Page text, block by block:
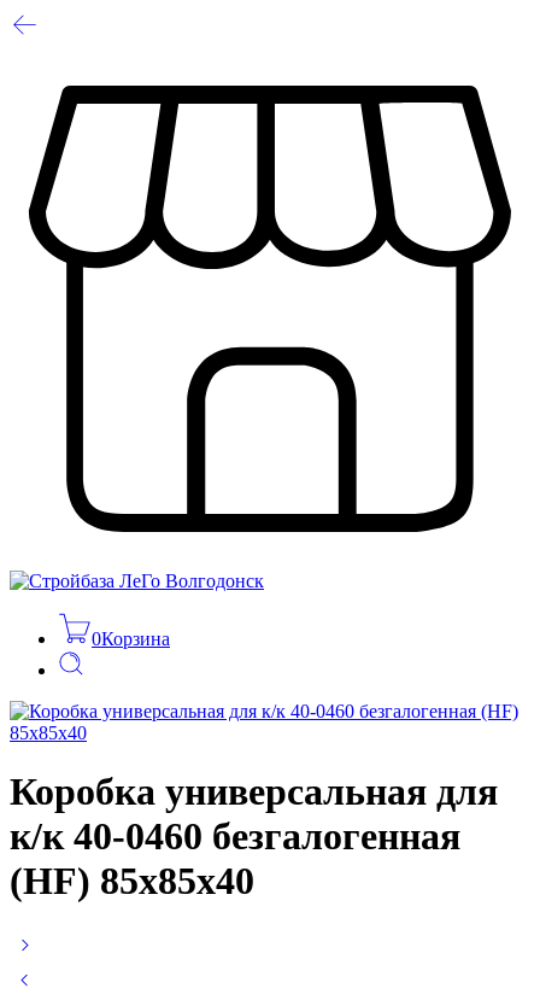
0Корзина
Коробка универсальная для
к/к 40-0460 безгалогенная
(HF) 85х85х40